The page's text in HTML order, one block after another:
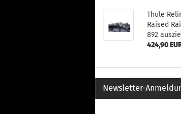
Thule
Raised
892
424,90
Newsletter-